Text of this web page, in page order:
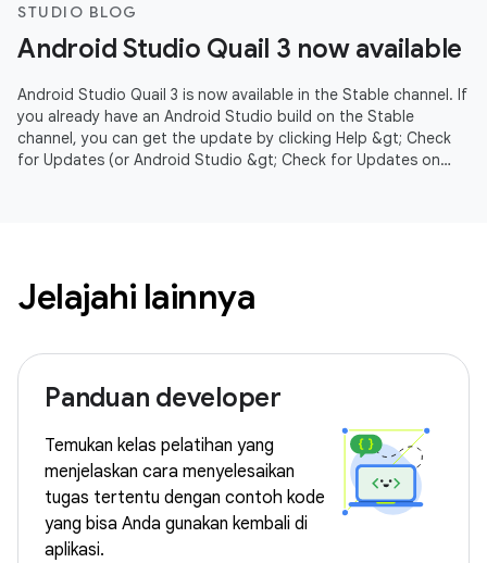
STUDIO BLOG
Android Studio Quail 3 now available
Android Studio Quail 3 is now available in the Stable channel. If
you already have an Android Studio build on the Stable
channel, you can get the update by clicking Help &gt; Check
for Updates (or Android Studio &gt; Check for Updates on
Jelajahi lainnya
Panduan developer
Temukan kelas pelatihan yang
menjelaskan cara menyelesaikan
tugas tertentu dengan contoh kode
yang bisa Anda gunakan kembali di
aplikasi.